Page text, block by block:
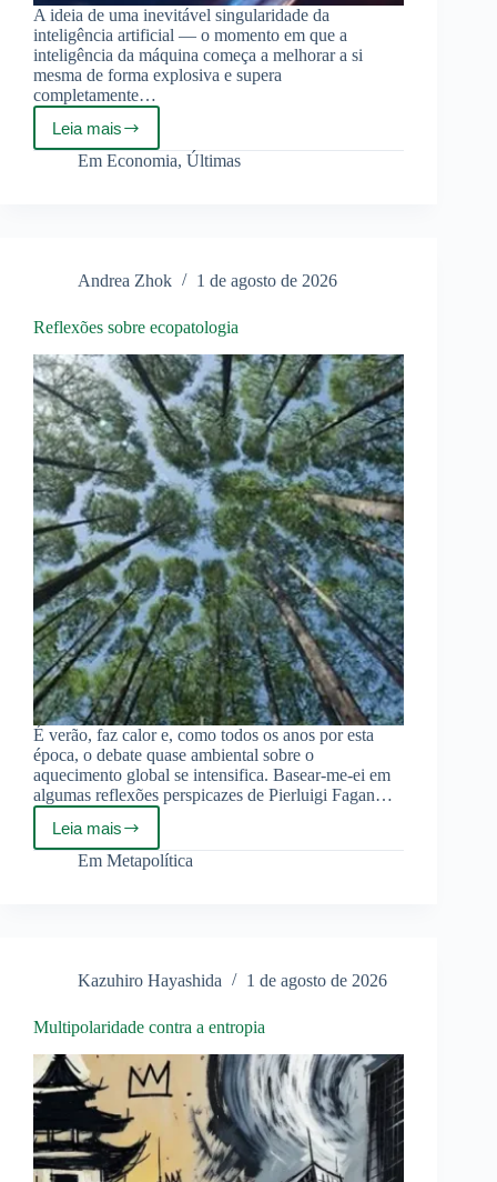
A ideia de uma inevitável singularidade da
inteligência artificial — o momento em que a
inteligência da máquina começa a melhorar a si
mesma de forma explosiva e supera
completamente…
Leia mais
A
bolha
recessão
da
da
inteligência?
Em Economia,Últimas
Andrea Zhok 1 de agosto de 2026
Reflexões sobre ecopatologia
É verão, faz calor e, como todos os anos por esta
época, o debate quase ambiental sobre o
aquecimento global se intensifica. Basear-me-ei em
algumas reflexões perspicazes de Pierluigi Fagan…
Leia maisReflexões
sobre
ecopatologia
Em Metapolítica
Kazuhiro Hayashida 1 de agosto de 2026
Multipolaridade contra a entropia